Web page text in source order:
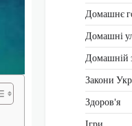
Домашнє
Домашні
Домашній
Закони
Здоров'я